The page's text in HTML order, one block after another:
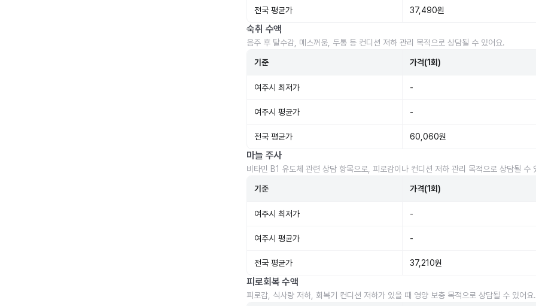
전국 평균가 37,490원
숙취 수액
음주 후 탈수감, 메스꺼움, 두통 등 컨디션 저하 관리 목적으로 상담될 수 있어요.
기준 가격(1회)
여주시 최저가 -
여주시 평균가 -
전국 평균가 60,060원
마늘 주사
비타민 B1 유도체 관련 상담 항목으로, 피로감이나 컨디션 저하 관리 목적으로 상담될 수
기준 가격(1회)
여주시 최저가 -
여주시 평균가 -
전국 평균가 37,210원
피로회복 수액
피로감, 식사량 저하, 회복기 컨디션 저하가 있을 때 영양 보충 목적으로 상담될 수 있어요.